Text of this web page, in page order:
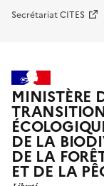
Secrétariat CITES
MINISTÈRE
DE LA
DE LA
ET DE LA